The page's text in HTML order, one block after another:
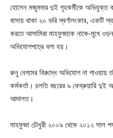
হোসেন মজুমদার দুই গৃহকর্মীকে অভিযুক্ত
বাসায় থাকা ২০ ভরি স্বর্ণালংকার, একটি
করতে আসামিরা মাহফুজাকে নাকে-মুখে
অভিযোগপত্রে বলা হয়।
রুনু বেগমের বিরুদ্ধে অভিযোগ না
কর্মকর্তা। চলতি বছরের ৯ ফেব্রুয়ারি দুই
আদালত।
মাহফুজা চৌধুরী ২০০৯ থেকে ২০১২ সাল